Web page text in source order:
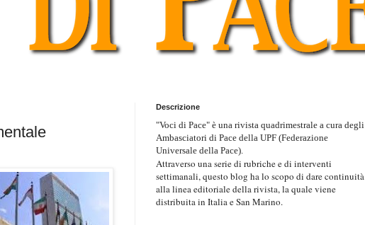
Descrizione
"Voci di Pace" è una rivista quadrimestrale a cura degli
Ambasciatori di Pace della UPF (Federazione
Universale della Pace).
Attraverso una serie di rubriche e di interventi
settimanali, questo blog ha lo scopo di dare continuità
alla linea editoriale della rivista, la quale viene
distribuita in Italia e San Marino.